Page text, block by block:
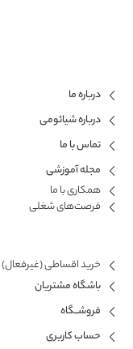
درباره ما
درباره شیائومی
تماس با ما
مجله آموزشی
همکاری با ما​
فرصت‌های شغلی
خرید اقساطی (غیرفعال)
باشگاه مشتریان
فروشــگاه
حساب کاربری